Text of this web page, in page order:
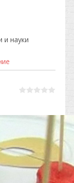
и науки